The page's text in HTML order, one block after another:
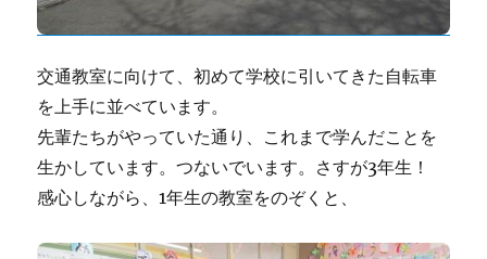
交通教室に向けて、初めて学校に引いてきた自転車
を上手に並べています。
先輩たちがやっていた通り、これまで学んだことを
生かしています。つないでいます。さすが3年生！
感心しながら、1年生の教室をのぞくと、